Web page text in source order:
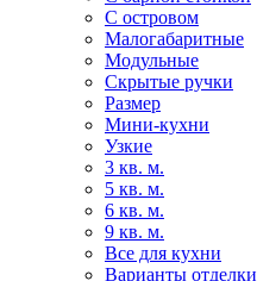
С островом
Малогабаритные
Модульные
Скрытые ручки
Размер
Мини-кухни
Узкие
3 кв. м.
5 кв. м.
6 кв. м.
9 кв. м.
Все для кухни
Варианты отделки